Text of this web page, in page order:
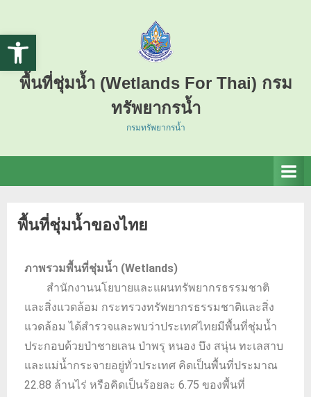
Open toolbar
พื้นที่ชุ่มน้ำ (Wetlands For Thai) กรม
ทรัพยากรน้ำ
กรมทรัพยากรน้ำ
พื้นที่ชุ่มน้ำของไทย
ภาพรวมพื้นที่ชุ่มน้ำ (Wetlands)
สำนักงานนโยบายและแผนทรัพยากรธรรมชาติ
และสิ่งแวดล้อม กระทรวงทรัพยากรธรรมชาติและสิ่ง
แวดล้อม ได้สำรวจและพบว่าประเทศไทยมีพื้นที่ชุ่มน้ำ
ประกอบด้วยป่าชายเลน ป่าพรุ หนอง บึง สนุ่น ทะเลสาบ
และแม่น้ำกระจายอยู่ทั่วประเทศ คิดเป็นพื้นที่ประมาณ
22.88 ล้านไร่ หรือคิดเป็นร้อยละ 6.75 ของพื้นที่